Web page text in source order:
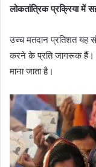
लोकतांत्रिक प्रक्रिया में
उच्च मतदान प्रतिशत यह
करने के प्रति जागरूक हैं।
माना जाता है।